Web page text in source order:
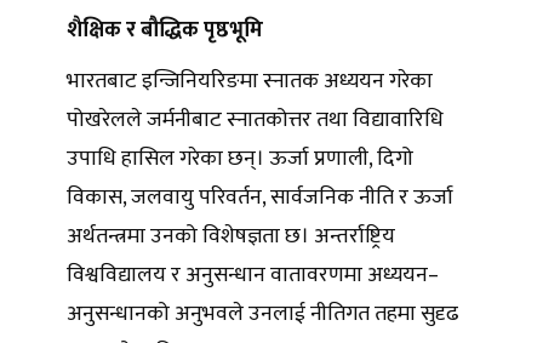
शैक्षिक र बौद्धिक पृष्ठभूमि
भारतबाट इन्जिनियरिङमा स्नातक अध्ययन गरेका
पोखरेलले जर्मनीबाट स्नातकोत्तर तथा विद्यावारिधि
उपाधि हासिल गरेका छन्। ऊर्जा प्रणाली, दिगो
विकास, जलवायु परिवर्तन, सार्वजनिक नीति र ऊर्जा
अर्थतन्त्रमा उनको विशेषज्ञता छ। अन्तर्राष्ट्रिय
विश्वविद्यालय र अनुसन्धान वातावरणमा अध्ययन–
अनुसन्धानको अनुभवले उनलाई नीतिगत तहमा सुदृढ